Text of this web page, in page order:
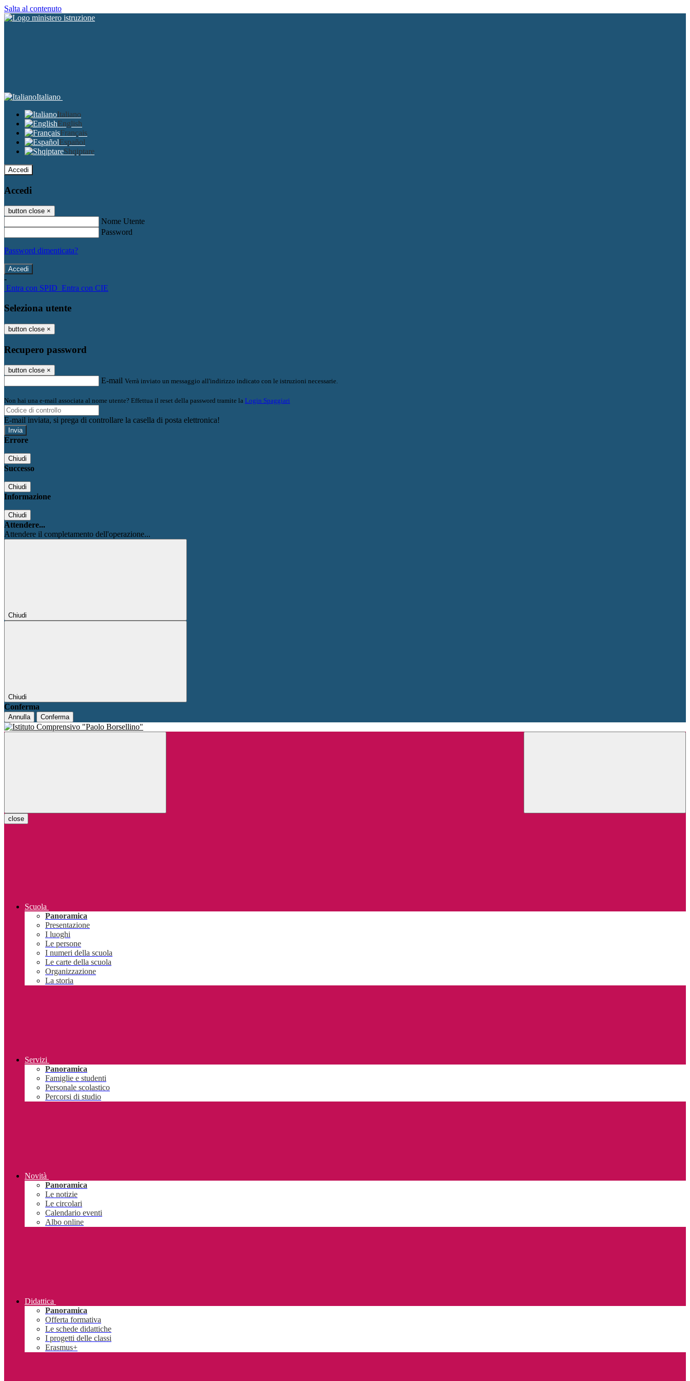
Salta al contenuto
Italiano
Italiano
English
Français
Español
Shqiptare
Accedi
Accedi
button close ×
Nome Utente
Password
Password dimenticata?
-
Entra con SPID Entra con CIE
Seleziona utente
button close ×
Recupero password
button close ×
E-mail Verrà inviato un messaggio all'indirizzo indicato con le istruzioni necessarie.
Non hai una e-mail associata al nome utente? Effettua il reset della password tramite la Login Spaggiari
E-mail inviata, si prega di controllare la casella di posta elettronica!
Errore
Chiudi
Successo
Chiudi
Informazione
Chiudi
Attendere...
Attendere il completamento dell'operazione...
Chiudi
Chiudi
Conferma
Annulla Conferma
close
Scuola
Panoramica
Presentazione
I luoghi
Le persone
I numeri della scuola
Le carte della scuola
Organizzazione
La storia
Servizi
Panoramica
Famiglie e studenti
Personale scolastico
Percorsi di studio
Novità
Panoramica
Le notizie
Le circolari
Calendario eventi
Albo online
Didattica
Panoramica
Offerta formativa
Le schede didattiche
I progetti delle classi
Erasmus+